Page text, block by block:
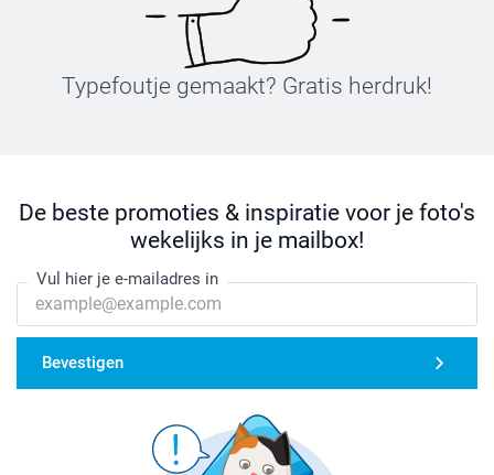
Typefoutje gemaakt? Gratis herdruk!
De beste promoties & inspiratie voor je foto's
wekelijks in je mailbox!
Vul hier je e-mailadres in
Bevestigen